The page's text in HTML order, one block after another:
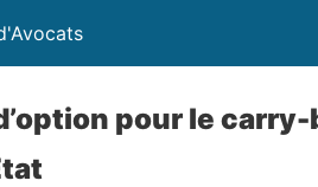
pour le